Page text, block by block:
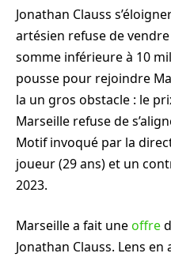
Jonathan Clauss
artésien refuse de
somme inférieure à 10
pousse pour rejoindre
la un gros obstacle : le
Marseille refuse de
Motif invoqué par la
joueur (29 ans) et un
2023.
Marseille a fait uneoffre
Jonathan Clauss. Lens